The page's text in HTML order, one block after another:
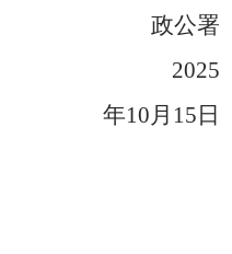
政公署
2025
年10月 15 日